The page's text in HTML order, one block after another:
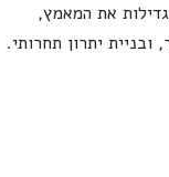
את המאמץ,